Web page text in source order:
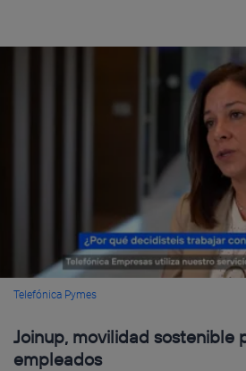
Telefónica Pymes
Joinup, movilidad sostenible
empleados